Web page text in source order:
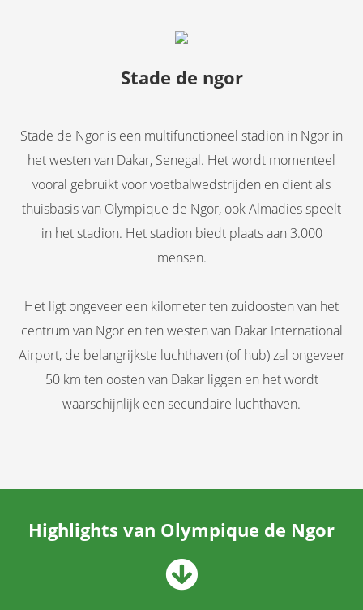
Stade de ngor
Stade de Ngor is een multifunctioneel stadion in Ngor in
het westen van Dakar, Senegal. Het wordt momenteel
vooral gebruikt voor voetbalwedstrijden en dient als
thuisbasis van Olympique de Ngor, ook Almadies speelt
in het stadion. Het stadion biedt plaats aan 3.000
mensen.
Het ligt ongeveer een kilometer ten zuidoosten van het
centrum van Ngor en ten westen van Dakar International
Airport, de belangrijkste luchthaven (of hub) zal ongeveer
50 km ten oosten van Dakar liggen en het wordt
waarschijnlijk een secundaire luchthaven.
Highlights van Olympique de Ngor